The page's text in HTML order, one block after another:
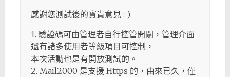
感謝您測試後的寶貴意見 : )
1. 驗證碼可由管理者自行控管開關，管理介面
還有諸多使用者等級項目可控制，
本次活動也是有開放測試的。
2. Mail2000 是支援 Https 的，由來已久，僅